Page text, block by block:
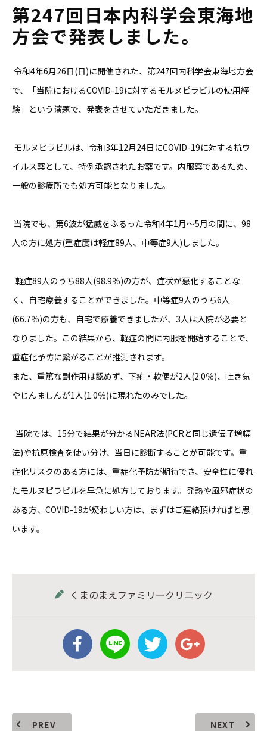
第247回日本内科学会東海地
方会で発表しました。
令和4年6月26日(日)に開催された、第247回内科学会東海地方会
で、「当院におけるCOVID-19に対するモルヌピラビルの使用経
験」という演題で、発表をさせていただきました。
モルヌピラビルは、令和3年12月24日にCOVID-19に対する抗ウ
イルス薬として、特例承認されたお薬です。内服薬であるため、
一般の診療所でも処方可能となりました。
当院でも、第6波が猛威をふるった令和4年1月～5月の間に、98
人の方に処方(重症度は軽症89人、中等症9人)しました。
軽症89人のうち88人(98.9％)の方が、症状が悪化することな
く、自宅療養することができました。中等症9人のうち6人
(66.7％)の方も、自宅で療養できましたが、3人は入院が必要と
なりました。この結果から、軽症の間に内服を開始することで、
重症化予防に繋がることが推測されます。
また、 重篤な副作用は認めず、下痢・軟便が2人(2.0％)、吐き気
やじんましんが1人(1.0％)に現れたのみでした。
当院では、15分で結果が分かるNEAR法(PCRと同じ遺伝子増幅
法)や抗原検査を使い分け、当日に診断することが可能です。重
症化リスクのある方には、重症化予防が期待でき、安全性に優れ
たモルヌピラビルを早急に処方しております。発熱や風邪症状の
ある方、COVID-19が疑わしい方は、まずはご連絡頂ければと思
います。
くまのまえファミリークリニック
PREV NEXT